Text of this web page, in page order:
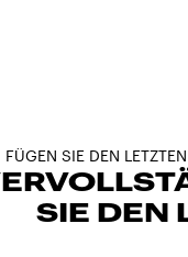
FÜGEN SIE DEN
SIE DEN